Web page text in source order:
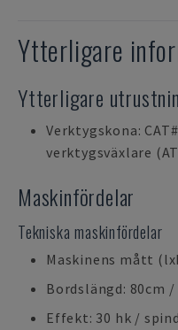
Ytterligare
Ytterligare
Verktygskona:
verktygsväxlare
Maskinfördelar
Tekniska maskinfördelar
Maskinens mått
Bordslängd: 80cm
Effekt: 30 hk /